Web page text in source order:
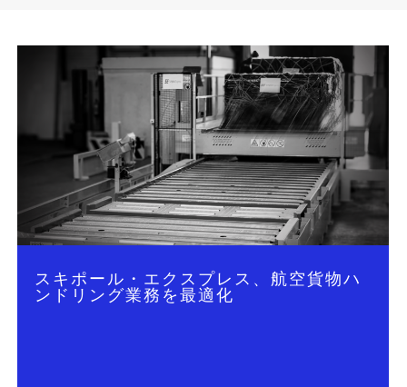
トロップ・トランスポート、航空貨物ハ
ンドリング業務改善のためトレーラを改